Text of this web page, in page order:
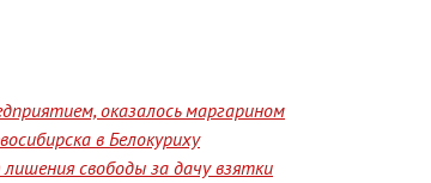
оказалось маргарином
в Белокуриху
свободы за дачу взятки